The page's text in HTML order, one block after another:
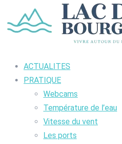
ACTUALITES
PRATIQUE
Webcams
Température de l’eau
Vitesse du vent
Les ports